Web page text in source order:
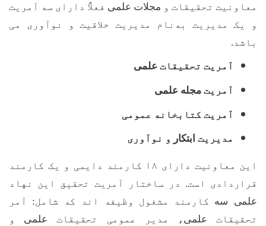
معاونیت تحقیقات و مجلات علمی فعلاٌ دارای سه آمریت
و یک مدیریت به نام مدیریت خلاقیت و نوآوری می
باشد.
آمریت تحقیقات علمی
آمریت مجله علمی
آمریت کتابخانه عمومی
مدیریت ابتکار و نوآوری
این معاونیت دارای ۱۸ کارمند دایمی و یک کارمند
قراردادی است. در ساختار آمریت تحقیق این نهاد
علمی
سه کارمند مشغول وظیفه اند که شامل: آمر
تحقیقات علمی ، مدیر عمومی تحقیقاتعلمی و